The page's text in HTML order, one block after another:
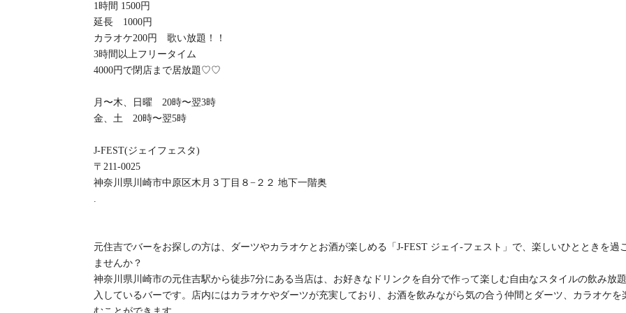
1時間 1500円
延長 1000円
カラオケ200円 歌い放題！！
3時間以上フリータイム
4000円で閉店まで居放題♡♡
月〜木、日曜 20時〜翌3時
金、土 20時〜翌5時
J-FEST(ジェイフェスタ)
〒211-0025
神奈川県川崎市中原区木月３丁目８−２２ 地下一階奥
.
元住吉でバーをお探しの方は、ダーツやカラオケとお酒が楽しめる「J-FEST ジェイ-フェスト」で、楽しいひとときを過
ませんか？
神奈川県川崎市の元住吉駅から徒歩7分にある当店は、お好きなドリンクを自分で作って楽しむ自由なスタイルの飲み放
入しているバーです。店内にはカラオケやダーツが充実しており、お酒を飲みながら気の合う仲間とダーツ、カラオケを